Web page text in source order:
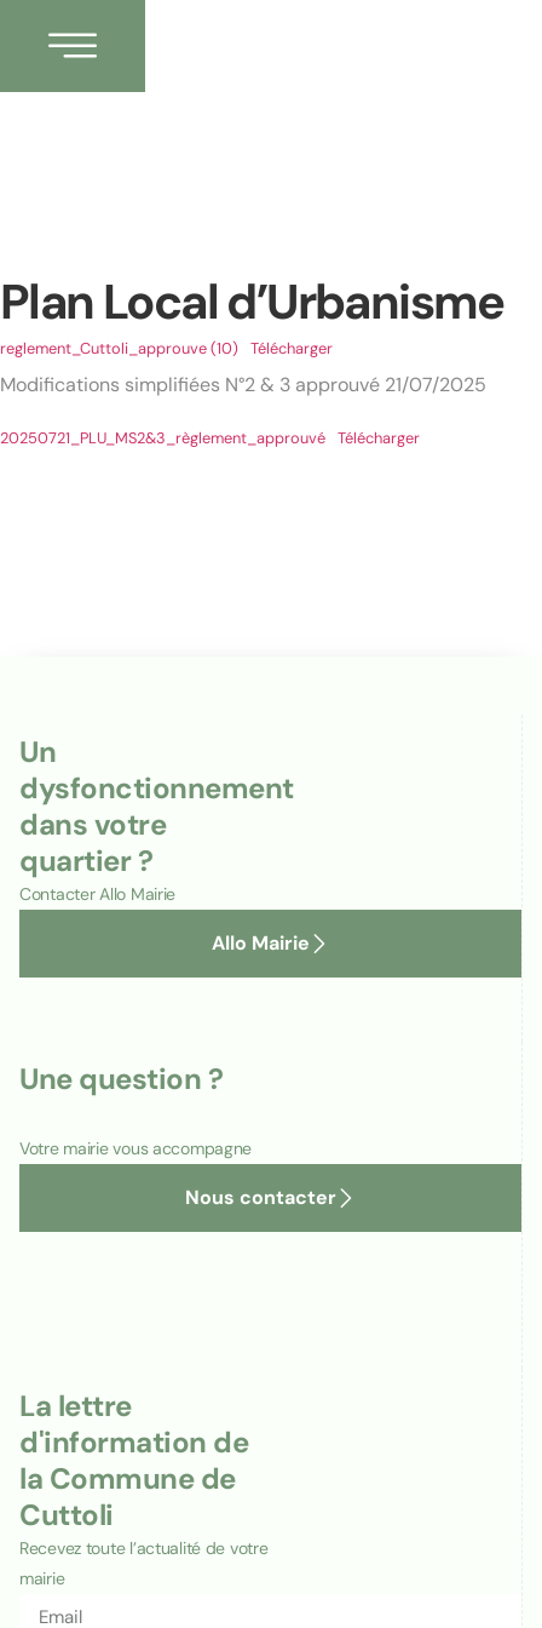
Plan Local d’Urbanisme
reglement_Cuttoli_approuve (10) Télécharger
Modifications simplifiées N°2 & 3 approuvé 21/07/2025
20250721_PLU_MS2&3_règlement_approuvé Télécharger
Un
dysfonctionnement
dans votre
quartier ?
Contacter Allo Mairie
Allo Mairie
Une question ?
Votre mairie vous accompagne
Nous contacter
La lettre
d'information de
la Commune de
Cuttoli
Recevez toute l’actualité de votre
mairie